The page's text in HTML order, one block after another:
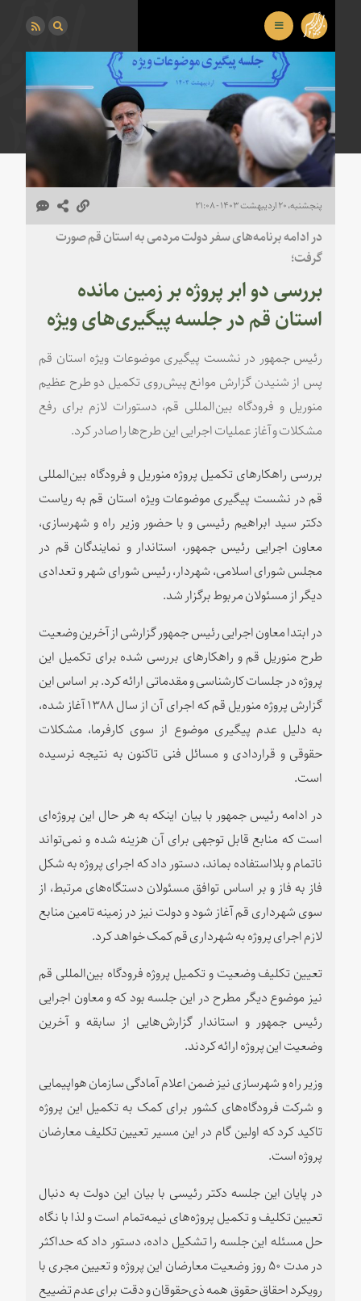
پنجشنبه، ۲۰ اردیبهشت ۱۴۰۳ - ۲۱:۰۸
در ادامه برنامه‌های سفر دولت مردمی به استان قم صورت
گرفت؛
بررسی دو ابر پروژه بر زمین مانده
استان قم در جلسه پیگیری‌های ویژه
رئیس جمهور در نشست پیگیری موضوعات ویژه استان قم
پس از شنیدن گزارش موانع پیش‌روی تکمیل دو طرح عظیم
منوریل و فرودگاه بین‌المللی قم، دستورات لازم برای رفع
مشکلات و آغاز عملیات اجرایی این طرح‌ها را صادر کرد.
بررسی راهکارهای تکمیل پروژه منوریل و فرودگاه بین‌المللی
قم در نشست پیگیری موضوعات ویژه استان قم به ریاست
دکتر سید ابراهیم رئیسی و با حضور وزیر راه و شهرسازی،
معاون اجرایی رئیس جمهور، استاندار و نمایندگان قم در
مجلس شورای اسلامی، شهردار، رئیس شورای شهر و تعدادی
دیگر از مسئولان مربوط برگزار شد.
در ابتدا معاون اجرایی رئیس جمهور گزارشی از آخرین وضعیت
طرح منوریل قم و راهکارهای بررسی شده برای تکمیل این
پروژه در جلسات کارشناسی و مقدماتی ارائه کرد. بر اساس این
گزارش پروژه منوریل قم که اجرای آن از سال ۱۳۸۸ آغاز شده،
به دلیل عدم پیگیری موضوع از سوی کارفرما، مشکلات
حقوقی و قراردادی و مسائل فنی تاکنون به نتیجه نرسیده
است.
در ادامه رئیس جمهور با بیان اینکه به هر حال این پروژه‌ای
است که منابع قابل توجهی برای آن هزینه شده و نمی‌تواند
ناتمام و بلااستفاده بماند، دستور داد که اجرای پروژه به شکل
فاز به فاز و بر اساس توافق مسئولان دستگاه‌های مرتبط، از
سوی شهرداری قم آغاز شود و دولت نیز در زمینه تامین منابع
لازم اجرای پروژه به شهرداری قم کمک خواهد کرد.
تعیین تکلیف وضعیت و تکمیل پروژه فرودگاه بین‌المللی قم
نیز موضوع دیگر مطرح در این جلسه بود که و معاون اجرایی
رئیس جمهور و استاندار گزارش‌هایی از سابقه و آخرین
وضعیت این پروژه ارائه کردند.
وزیر راه و شهرسازی نیز ضمن اعلام آمادگی سازمان هواپیمایی
و شرکت فرودگاه‌های کشور برای کمک به تکمیل این پروژه
تاکید کرد که اولین گام در این مسیر تعیین تکلیف معارضان
پروژه است.
در پایان این جلسه دکتر رئیسی با بیان این دولت به دنبال
تعیین تکلیف و تکمیل پروژه‌های نیمه‌تمام است و لذا با نگاه
حل مسئله این جلسه را تشکیل داده‌، دستور داد که حداکثر
در مدت ۵۰ روز وضعیت معارضان این پروژه و تعیین مجری با
رویکرد احقاق حقوق همه ذی‌حقوقان و دقت برای عدم تضییع